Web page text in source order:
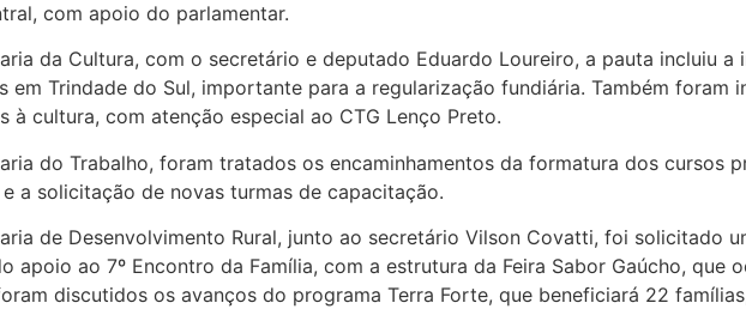
com apoio do parlamentar.
da Cultura, com o secretário e deputado Eduardo Loureiro, a pauta incluiu
em Trindade do Sul, importante para a regularização fundiária. Também foram
à cultura, com atenção especial ao CTG Lenço Preto.
do Trabalho, foram tratados os encaminhamentos da formatura dos cursos
a solicitação de novas turmas de capacitação.
de Desenvolvimento Rural, junto ao secretário Vilson Covatti, foi solicitado
apoio ao 7º Encontro da Família, com a estrutura da Feira Sabor Gaúcho, que
discutidos os avanços do programa Terra Forte, que beneficiará 22